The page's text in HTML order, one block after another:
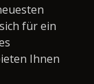
für ein
Ihnen